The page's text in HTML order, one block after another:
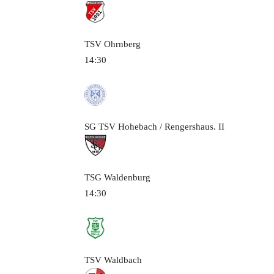
TSV Ohrnberg
14:30
SG TSV Hohebach / Rengershaus. II
TSG Waldenburg
14:30
TSV Waldbach